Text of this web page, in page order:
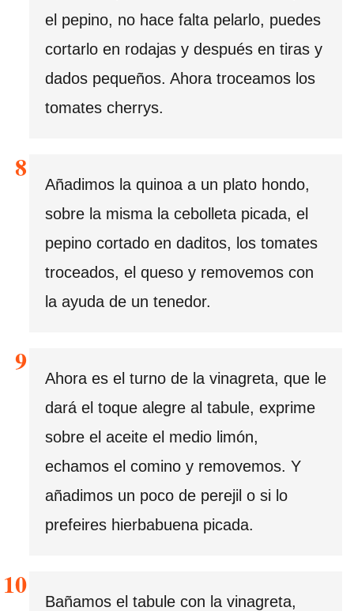
el pepino, no hace falta pelarlo, puedes
cortarlo en rodajas y después en tiras y
dados pequeños. Ahora troceamos los
tomates cherrys.
Añadimos la quinoa a un plato hondo,
sobre la misma la cebolleta picada, el
pepino cortado en daditos, los tomates
troceados, el queso y removemos con
la ayuda de un tenedor.
Ahora es el turno de la vinagreta, que le
dará el toque alegre al tabule, exprime
sobre el aceite el medio limón,
echamos el comino y removemos. Y
añadimos un poco de perejil o si lo
prefeires hierbabuena picada.
Bañamos el tabule con la vinagreta,